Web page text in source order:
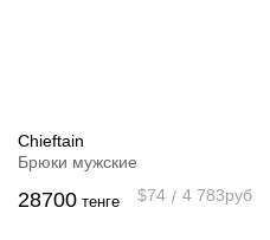
Chieftain
Брюки мужские
28700 тенге $74 4 783руб